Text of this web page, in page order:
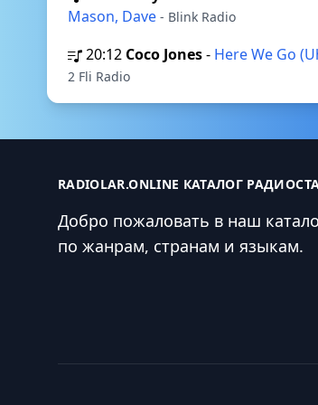
Mason, Dave - Blink Radio
20:12 Coco Jones- Here We Go
2 Fli Radio
RADIOLAR.ONLINE КАТАЛОГ
Добро пожаловать в наш
по жанрам, странам и языкам.